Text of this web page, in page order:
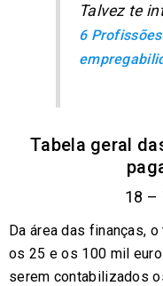
Talvez te
6
Tabela geral
18 –
Da área das finanças,
os 25 e os 100 mil
serem contabilizados